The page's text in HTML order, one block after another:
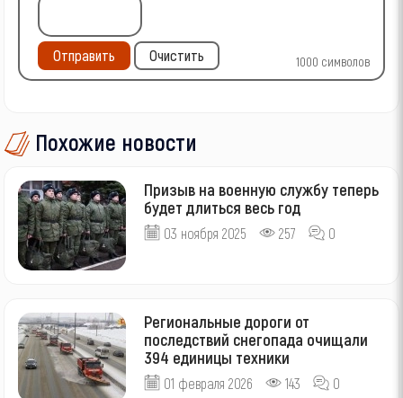
1000 символов
Отправить Очистить
Похожие новости
Призыв на военную службу теперь
будет длиться весь год
03 ноября 2025 257 0
Региональные дороги от
последствий снегопада очищали
394 единицы техники
01 февраля 2026 143 0